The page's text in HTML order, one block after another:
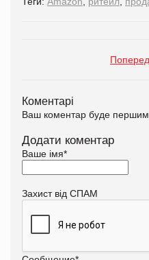
Коментарі
Ваш коментар буде першим.
Додати коментар
Ваше імя*
Захист від СПАМ